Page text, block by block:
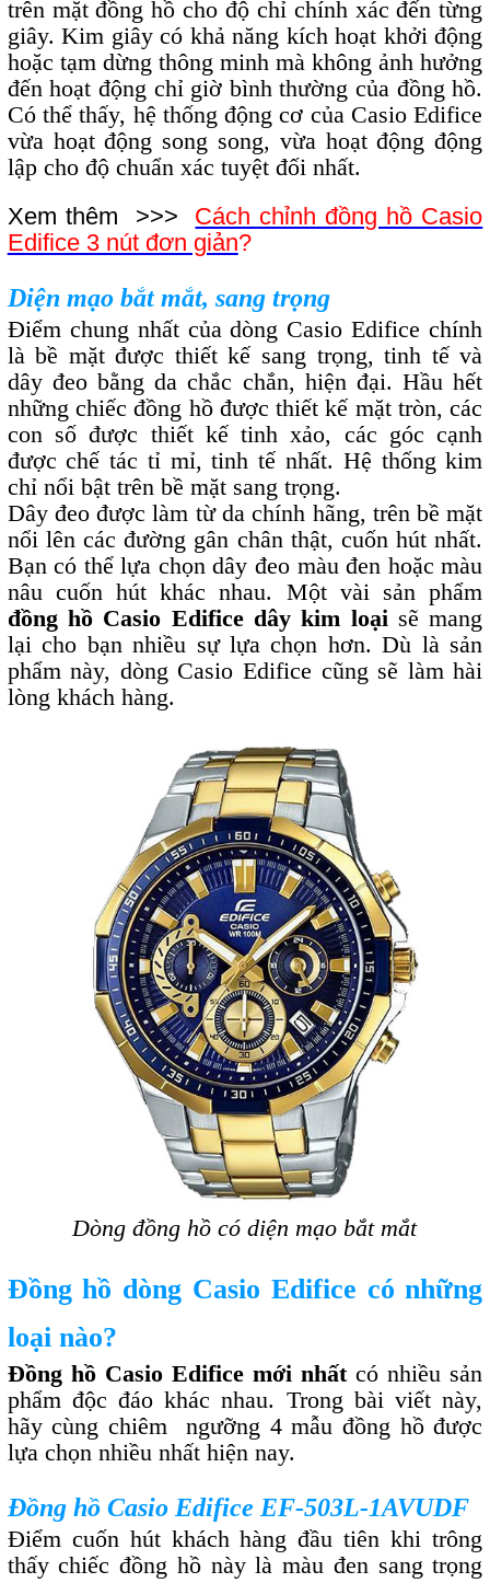
trên mặt đồng hồ cho độ chỉ chính xác đến từng
giây. Kim giây có khả năng kích hoạt khởi động
hoặc tạm dừng thông minh mà không ảnh hưởng
đến hoạt động chỉ giờ bình thường của đồng hồ.
Có thể thấy, hệ thống động cơ của Casio Edifice
vừa hoạt động song song, vừa hoạt động động
lập cho độ chuẩn xác tuyệt đối nhất.
Xem thêm >>> Cách chỉnh đồng hồ Casio
Edifice 3 nút đơn giản?
Diện mạo bắt mắt, sang trọng
Điểm chung nhất của dòng Casio Edifice chính
là bề mặt được thiết kế sang trọng, tinh tế và
dây đeo bằng da chắc chắn, hiện đại. Hầu hết
những chiếc đồng hồ được thiết kế mặt tròn, các
con số được thiết kế tinh xảo, các góc cạnh
được chế tác tỉ mỉ, tinh tế nhất. Hệ thống kim
chỉ nổi bật trên bề mặt sang trọng.
Dây đeo được làm từ da chính hãng, trên bề mặt
nổi lên các đường gân chân thật, cuốn hút nhất.
Bạn có thể lựa chọn dây đeo màu đen hoặc màu
nâu cuốn hút khác nhau. Một vài sản phẩm
đồng hồ Casio Edifice dây kim loại sẽ mang
lại cho bạn nhiều sự lựa chọn hơn. Dù là sản
phẩm này, dòng Casio Edifice cũng sẽ làm hài
lòng khách hàng.
Dòng đồng hồ có diện mạo bắt mắt
Đồng hồ dòng Casio Edifice có những
loại nào?
Đồng hồ Casio Edifice mới nhấtcó nhiều sản
phẩm độc đáo khác nhau. Trong bài viết này,
hãy cùng chiêm ngưỡng 4 mẫu đồng hồ được
lựa chọn nhiều nhất hiện nay.
Đồng hồ Casio Edifice EF-503L-1AVUDF
Điểm cuốn hút khách hàng đầu tiên khi trông
thấy chiếc đồng hồ này là màu đen sang trọng